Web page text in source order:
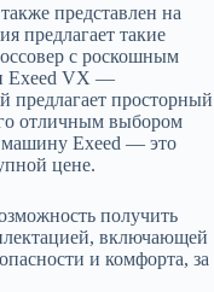
представлен на
предлагает такие
с роскошным
Exeed VX —
предлагает просторный
отличным выбором
машину Exeed — это
цене.
получить
включающей
и комфорта, за